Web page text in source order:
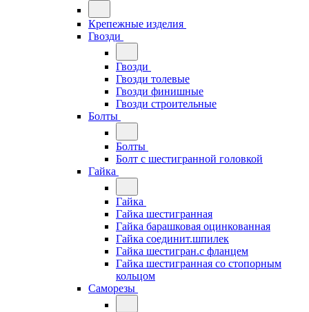
Крепежные изделия
Гвозди
Гвозди
Гвозди толевые
Гвозди финишные
Гвозди строительные
Болты
Болты
Болт с шестигранной головкой
Гайка
Гайка
Гайка шестигранная
Гайка барашковая оцинкованная
Гайка соединит.шпилек
Гайка шестигран.с фланцем
Гайка шестигранная со стопорным
кольцом
Саморезы